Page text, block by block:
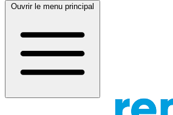
Ouvrir le menu principal